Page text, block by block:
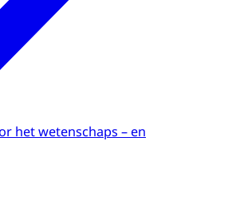
het wetenschaps – en